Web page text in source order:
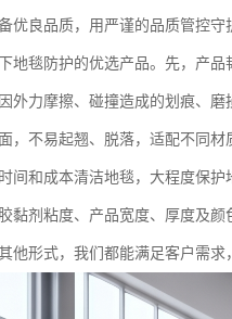
良品质，用严谨的品质管控守
地毯防护的优选产品。先，产
外力摩擦、碰撞造成的划痕、
，不易起翘、脱落，适配不同
和成本清洁地毯，大程度保护
黏剂粘度、产品宽度、厚度及
形式，我们都能满足客户需求